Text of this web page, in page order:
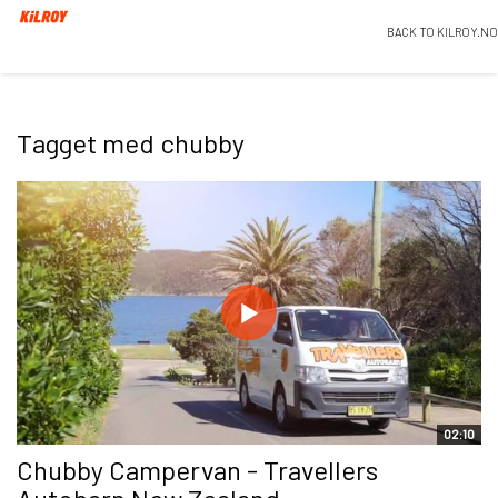
BACK TO KILROY.NO
Tagget med chubby
02:10
Chubby Campervan - Travellers